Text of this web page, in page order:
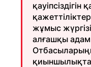
жұмыс
алғашқы